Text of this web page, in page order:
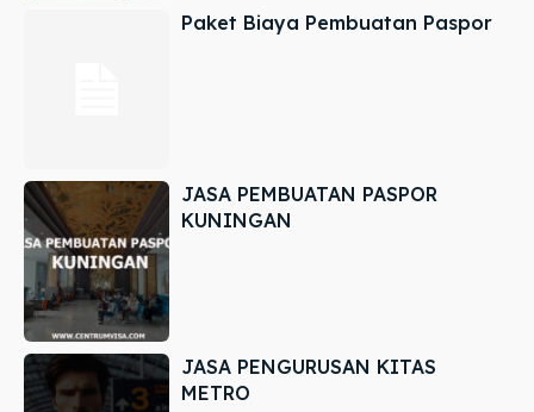
Paket Biaya Pembuatan Paspor
JASA PEMBUATAN PASPOR
KUNINGAN
JASA PENGURUSAN KITAS
METRO